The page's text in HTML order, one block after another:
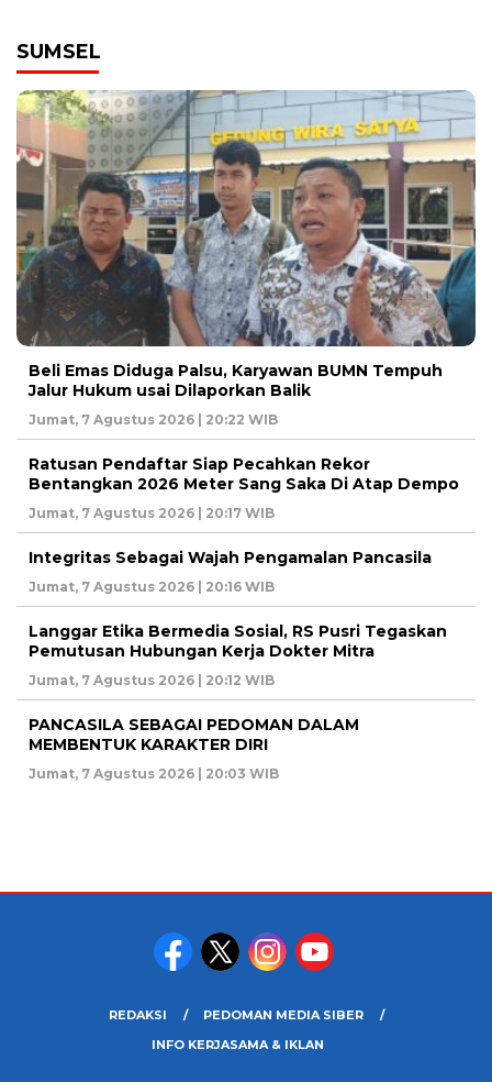
SUMSEL
Beli Emas Diduga Palsu, Karyawan BUMN Tempuh
Jalur Hukum usai Dilaporkan Balik
Jumat, 7 Agustus 2026 | 20:22 WIB
Ratusan Pendaftar Siap Pecahkan Rekor
Bentangkan 2026 Meter Sang Saka Di Atap Dempo
Jumat, 7 Agustus 2026 | 20:17 WIB
Integritas Sebagai Wajah Pengamalan Pancasila
Jumat, 7 Agustus 2026 | 20:16 WIB
Langgar Etika Bermedia Sosial, RS Pusri Tegaskan
Pemutusan Hubungan Kerja Dokter Mitra
Jumat, 7 Agustus 2026 | 20:12 WIB
PANCASILA SEBAGAI PEDOMAN DALAM
MEMBENTUK KARAKTER DIRI
Jumat, 7 Agustus 2026 | 20:03 WIB
REDAKSI
PEDOMAN MEDIA SIBER
INFO KERJASAMA & IKLAN